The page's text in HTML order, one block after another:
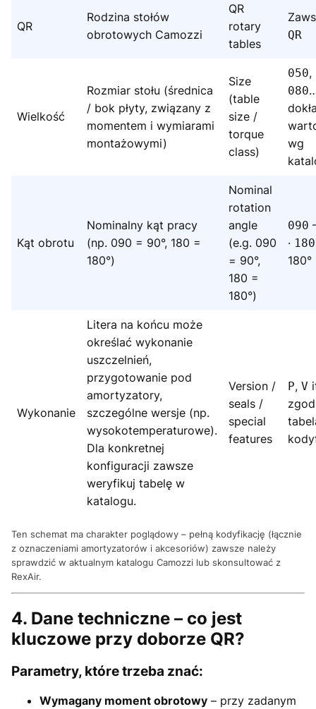
QR
Rodzina stołów
obrotowych Camozzi
QR
rotary
tables
QR
Wielkość
Rozmiar stołu (średnica
/ bok płyty, związany z
momentem i wymiarami
montażowymi)
Size
(table
size /
torque
class)
050,
080
wg
Kąt obrotu
Nominalny kąt pracy
(np. 090 = 90°, 180 =
180°)
Nominal
rotation
angle
(e.g. 090
= 90°,
180 =
180°)
090
· 180
180°
Wykonanie
Litera na końcu może
określać wykonanie
uszczelnień,
przygotowanie pod
amortyzatory,
szczególne wersje (np.
wysokotemperaturowe).
Dla konkretnej
konfiguracji zawsze
weryfikuj tabelę w
katalogu.
Version /
seals /
special
features
P, V
Ten schemat ma charakter poglądowy – pełną kodyfikację (łącznie
z oznaczeniami amortyzatorów i akcesoriów) zawsze należy
sprawdzić w aktualnym katalogu Camozzi lub skonsultować z
RexAir.
4. Dane techniczne – co jest
kluczowe przy doborze QR?
Parametry, które trzeba znać:
Wymagany moment obrotowy – przy zadanym